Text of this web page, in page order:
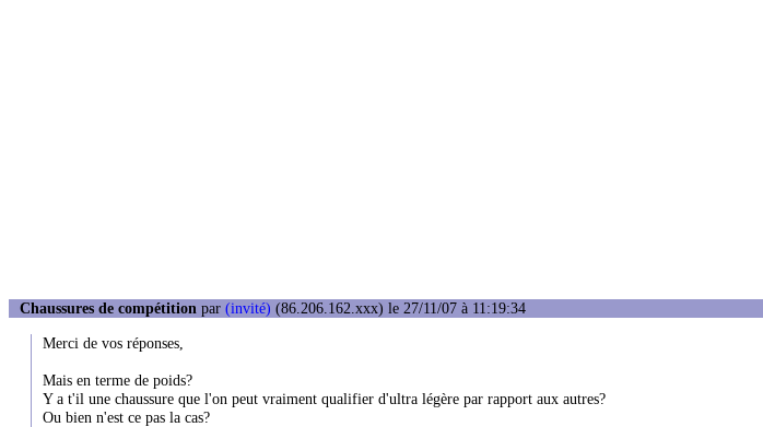
Chaussures de compétition par (invité) (86.206.162.xxx) le 27/11/07 à 11:19:34
Merci de vos réponses,
Mais en terme de poids?
Y a t'il une chaussure que l'on peut vraiment qualifier d'ultra légère par rapport aux autres?
Ou bien n'est ce pas la cas?